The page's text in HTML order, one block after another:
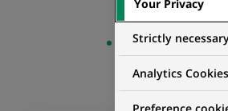
2022 » (Ce
lien
s'ouvre
dans
un
Consulter les
Your Privacy
Strictly
Analytics Cookies
Preference